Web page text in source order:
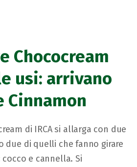
Chococream
usi: arrivano
Cinnamon
di IRCA si allarga con due
due di quelli che fanno girare
e cannella. Si